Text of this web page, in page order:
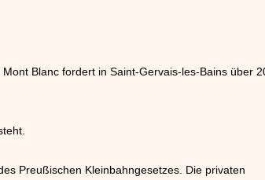
Blanc fordert in Saint-Gervais-les-Bains über
Preußischen Kleinbahngesetzes. Die privaten